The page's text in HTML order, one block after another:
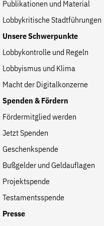
Publikationen und Material
Lobbykritische Stadtführungen
Unsere Schwerpunkte
Lobbykontrolle und Regeln
Lobbyismus und Klima
Macht der Digitalkonzerne
Spenden & Fördern
Fördermitglied werden
Jetzt Spenden
Geschenkspende
Bußgelder und Geldauflagen
Projektspende
Testamentsspende
Presse